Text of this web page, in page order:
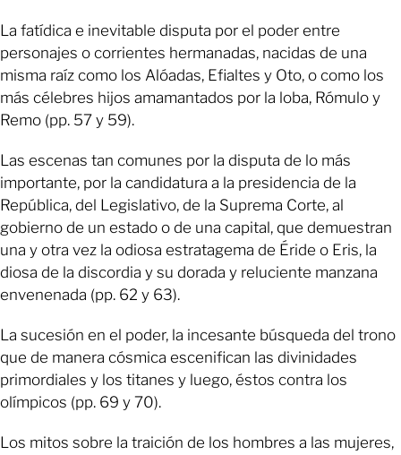
La fatídica e inevitable disputa por el poder entre
personajes o corrientes hermanadas, nacidas de una
misma raíz como los Alóadas, Efialtes y Oto, o como los
más célebres hijos amamantados por la loba, Rómulo y
Remo (pp. 57 y 59).
Las escenas tan comunes por la disputa de lo más
importante, por la candidatura a la presidencia de la
República, del Legislativo, de la Suprema Corte, al
gobierno de un estado o de una capital, que demuestran
una y otra vez la odiosa estratagema de Éride o Eris, la
diosa de la discordia y su dorada y reluciente manzana
envenenada (pp. 62 y 63).
La sucesión en el poder, la incesante búsqueda del trono
que de manera cósmica escenifican las divinidades
primordiales y los titanes y luego, éstos contra los
olímpicos (pp. 69 y 70).
Los mitos sobre la traición de los hombres a las mujeres,